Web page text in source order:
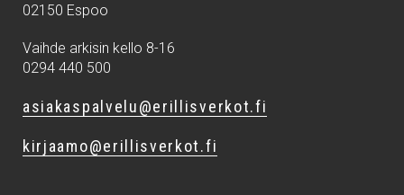
02150 Espoo
Vaihde arkisin kello 8-16
0294 440 500
asiakaspalvelu@erillisverkot.fi
kirjaamo@erillisverkot.fi